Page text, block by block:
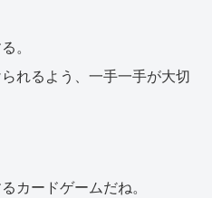
。
れるよう、一手一手が大切
カードゲームだね。